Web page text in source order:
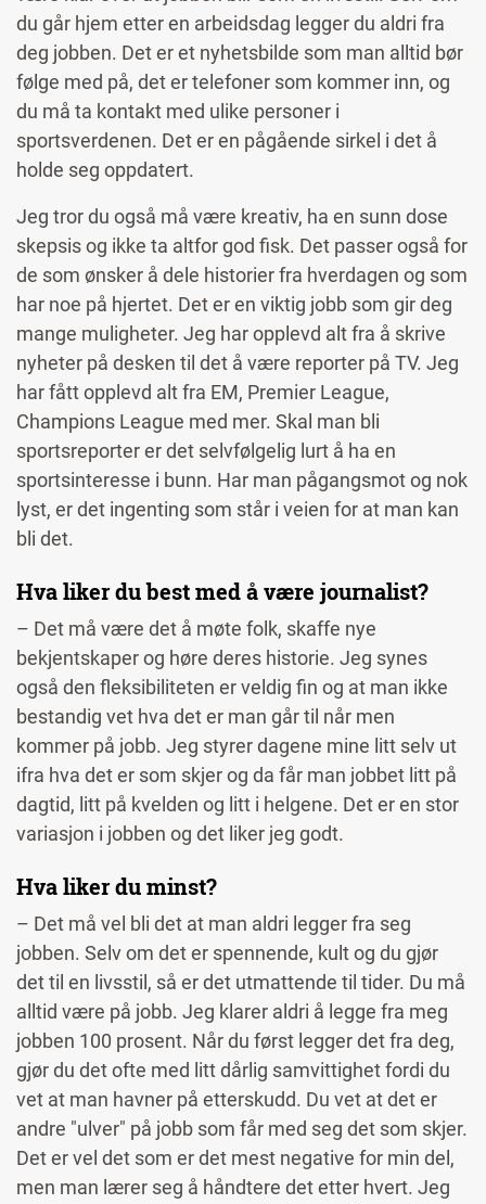
du går hjem etter en arbeidsdag legger du aldri fra
deg jobben. Det er et nyhetsbilde som man alltid bør
følge med på, det er telefoner som kommer inn, og
du må ta kontakt med ulike personer i
sportsverdenen. Det er en pågående sirkel i det å
holde seg oppdatert.
Jeg tror du også må være kreativ, ha en sunn dose
skepsis og ikke ta altfor god fisk. Det passer også for
de som ønsker å dele historier fra hverdagen og som
har noe på hjertet. Det er en viktig jobb som gir deg
mange muligheter. Jeg har opplevd alt fra å skrive
nyheter på desken til det å være reporter på TV. Jeg
har fått opplevd alt fra EM, Premier League,
Champions League med mer. Skal man bli
sportsreporter er det selvfølgelig lurt å ha en
sportsinteresse i bunn. Har man pågangsmot og nok
lyst, er det ingenting som står i veien for at man kan
bli det.
Hva liker du best med å være journalist?
– Det må være det å møte folk, skaffe nye
bekjentskaper og høre deres historie. Jeg synes
også den fleksibiliteten er veldig fin og at man ikke
bestandig vet hva det er man går til når men
kommer på jobb. Jeg styrer dagene mine litt selv ut
ifra hva det er som skjer og da får man jobbet litt på
dagtid, litt på kvelden og litt i helgene. Det er en stor
variasjon i jobben og det liker jeg godt.
Hva liker du minst?
– Det må vel bli det at man aldri legger fra seg
jobben. Selv om det er spennende, kult og du gjør
det til en livsstil, så er det utmattende til tider. Du må
alltid være på jobb. Jeg klarer aldri å legge fra meg
jobben 100 prosent. Når du først legger det fra deg,
gjør du det ofte med litt dårlig samvittighet fordi du
vet at man havner på etterskudd. Du vet at det er
andre "ulver" på jobb som får med seg det som skjer.
Det er vel det som er det mest negative for min del,
men man lærer seg å håndtere det etter hvert. Jeg